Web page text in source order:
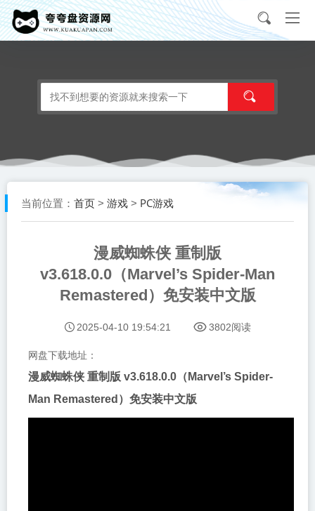
当前位置： 首页 > 游戏 > PC游戏
漫威蜘蛛侠 重制版
v3.618.0.0（Marvel’s Spider-Man
Remastered）免安装中文版
2025-04-10 19:54:21 3802阅读
网盘下载地址：
漫威蜘蛛侠 重制版 v3.618.0.0（Marvel’s Spider-
Man Remastered）免安装中文版